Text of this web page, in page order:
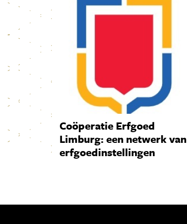
Coöperatie Erfgoed
Limburg: een netwerk van
erfgoedinstellingen